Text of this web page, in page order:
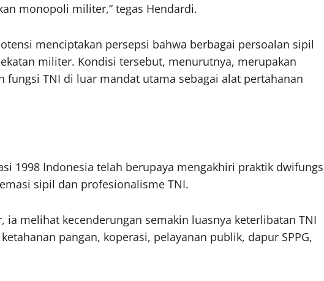
monopoli militer,” tegas Hendardi.
menciptakan persepsi bahwa berbagai persoalan sipil
militer. Kondisi tersebut, menurutnya, merupakan
fungsi TNI di luar mandat utama sebagai alat pertahanan
1998 Indonesia telah berupaya mengakhiri praktik
sipil dan profesionalisme TNI.
melihat kecenderungan semakin luasnya keterlibatan TNI
pangan, koperasi, pelayanan publik, dapur SPPG,